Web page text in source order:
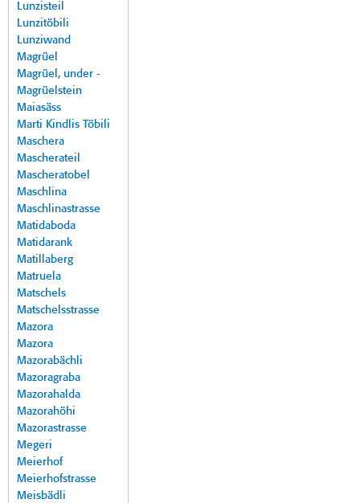
Lunzisteil
Lunzitöbili
Lunziwand
Magrüel
Magrüel, under -
Magrüelstein
Maiasäss
Marti Kindlis Töbili
Maschera
Mascherateil
Mascheratobel
Maschlina
Maschlinastrasse
Matidaboda
Matidarank
Matillaberg
Matruela
Matschels
Matschelsstrasse
Mazora
Mazora
Mazorabächli
Mazoragraba
Mazorahalda
Mazorahöhi
Mazorastrasse
Megeri
Meierhof
Meierhofstrasse
Meisbädli